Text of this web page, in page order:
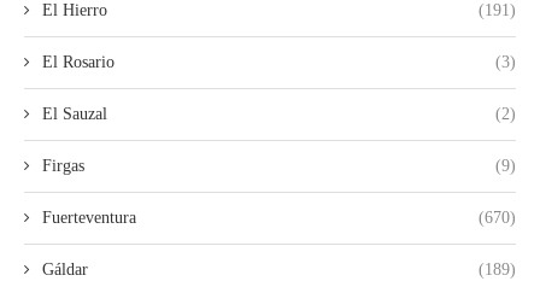
El Hierro (191)
El Rosario (3)
El Sauzal (2)
Firgas (9)
Fuerteventura (670)
Gáldar (189)